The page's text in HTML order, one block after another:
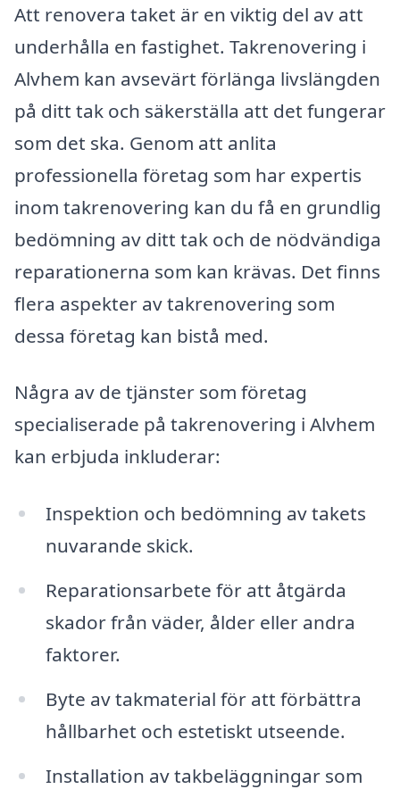
Att renovera taket är en viktig del av att
underhålla en fastighet. Takrenovering i
Alvhem kan avsevärt förlänga livslängden
på ditt tak och säkerställa att det fungerar
som det ska. Genom att anlita
professionella företag som har expertis
inom takrenovering kan du få en grundlig
bedömning av ditt tak och de nödvändiga
reparationerna som kan krävas. Det finns
flera aspekter av takrenovering som
dessa företag kan bistå med.
Några av de tjänster som företag
specialiserade på takrenovering i Alvhem
kan erbjuda inkluderar:
Inspektion och bedömning av takets
nuvarande skick.
Reparationsarbete för att åtgärda
skador från väder, ålder eller andra
faktorer.
Byte av takmaterial för att förbättra
hållbarhet och estetiskt utseende.
Installation av takbeläggningar som